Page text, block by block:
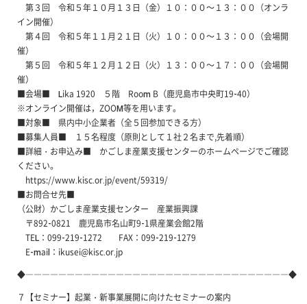
第３回 令和５年１０月１３日（金）１０：００～１３：００（オンラ
イン開催）
第４回 令和５年１１月２１日（火）１０：００～１３：００（会場開
催）
第５回 令和５年１２月１２日（火）１３：００～１７：００（会場開
催）
■会場■ Lika 1920 ５階 Room B（鹿児島市中央町19-40）
※オンライン開催は，ZOOM等を用います。
■対象■ 県内中小企業者（全５回参加できる方）
■募集人員■ １５名程度（原則として１社２名まで,先着順）
■詳細・お申込み■ かごしま産業支援センターのホームページでご確認
ください。
https://www.kisc.or.jp/event/59319/
■お問合せ先■
（公財）かごしま産業支援センター 産業振興課
〒892-0821 鹿児島市名山町9-1県産業会館2階
TEL：099-219-1272 FAX：099-219-1279
E-mail：ikusei@kisc.or.jp
◆――――――――――――――――――――――――――――――――◆
７【セミナー】起業・新事業展開に向けたセミナーの案内